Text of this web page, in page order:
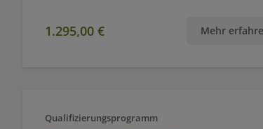
1.295,00 € Mehr
Qualifizierungsprogramm